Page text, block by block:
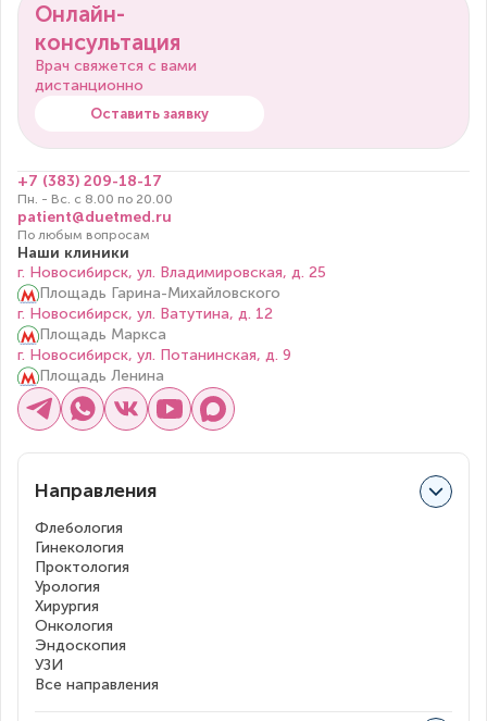
Онлайн-
консультация
Врач свяжется с вами
дистанционно
Оставить заявку
+7 (383) 209-18-17
Пн. - Вс. с 8.00 по 20.00
patient@duetmed.ru
По любым вопросам
Наши клиники
г. Новосибирск, ул. Владимировская, д. 25
Площадь Гарина-Михайловского
г. Новосибирск, ул. Ватутина, д. 12
Площадь Маркса
г. Новосибирск, ул. Потанинская, д. 9
Площадь Ленина
Направления
Флебология
Гинекология
Проктология
Урология
Хирургия
Онкология
Эндоскопия
УЗИ
Все направления